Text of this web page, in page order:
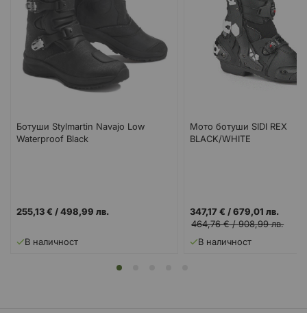
Ботуши Stylmartin Navajo Low
Waterproof Black
255,13 € /498,99 лв.
В наличност
Мото ботуши SIDI REX
BLACK/WHITE
347,17 € /679,01 лв.
464,76 €/908,99 лв.
В наличност